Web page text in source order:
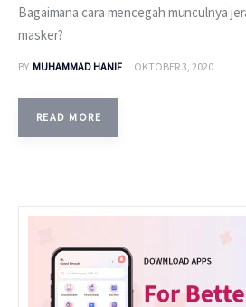
Bagaimana cara mencegah munculnya
masker?
BY MUHAMMAD HANIF OKTOBER 3, 2020
READ MORE